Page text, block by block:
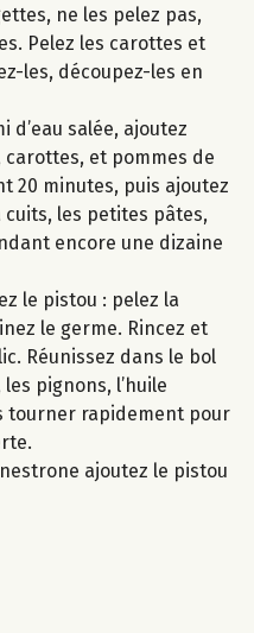
ne les pelez pas,
Pelez les carottes et
les, découpez-les en
d’eau salée, ajoutez
et pommes de
20 minutes, puis ajoutez
les petites pâtes,
encore une dizaine
le pistou : pelez la
le germe. Rincez et
Réunissez dans le bol
pignons, l’huile
tourner rapidement pour
ajoutez le pistou